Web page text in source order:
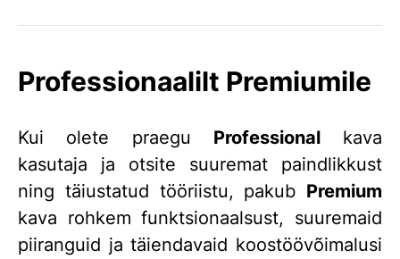
Professionaalilt Premiumile
Kui olete praegu Professionalkava
kasutaja ja otsite suuremat paindlikkust
ning täiustatud tööriistu, pakub Premium
kava rohkem funktsionaalsust, suuremaid
piiranguid ja täiendavaid koostöövõimalusi